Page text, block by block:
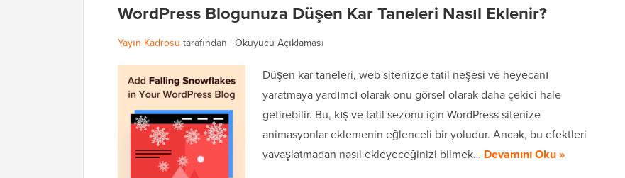
WordPress Blogunuza Düşen Kar Taneleri Nasıl Eklenir?
Yayın Kadrosu tarafından | Okuyucu Açıklaması
Düşen kar taneleri, web sitenizde tatil neşesi ve heyecanı
yaratmaya yardımcı olarak onu görsel olarak daha çekici hale
getirebilir. Bu, kış ve tatil sezonu için WordPress sitenize
animasyonlar eklemenin eğlenceli bir yoludur. Ancak, bu efektleri
yavaşlatmadan nasıl ekleyeceğinizi bilmek… Devamını Oku »